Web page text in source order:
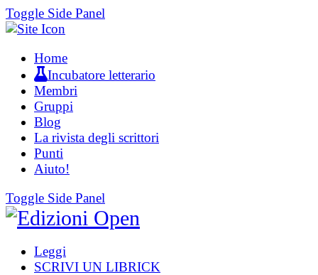
Toggle Side Panel
Home
Incubatore letterario
Membri
Gruppi
Blog
La rivista degli scrittori
Punti
Aiuto!
Toggle Side Panel
Leggi
SCRIVI UN LIBRICK